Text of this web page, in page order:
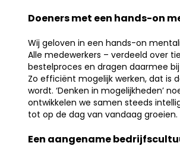
Doeners met een hands-on
Wij geloven in een hands-on
Alle medewerkers – verdeeld over
bestelproces en dragen daarmee
Zo efficiënt mogelijk werken, dat is
wordt. ‘Denken in mogelijkheden’
ontwikkelen we samen steeds
tot op de dag van vandaag groeien.
Een aangename